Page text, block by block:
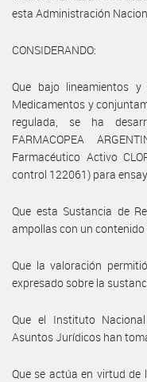
esta Administración
CONSIDERANDO:
Que bajo lineamientos
Medicamentos y
regulada, se ha
FARMACOPEA
Farmacéutico Activo
control 122061) para
Que esta Sustancia de
ampollas con un
Que la valoración
expresado sobre la
Que el Instituto
Asuntos Jurídicos han
Que se actúa en virtud